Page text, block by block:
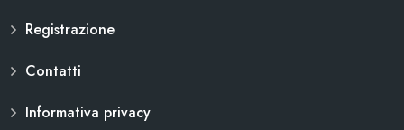
Registrazione
Contatti
Informativa privacy